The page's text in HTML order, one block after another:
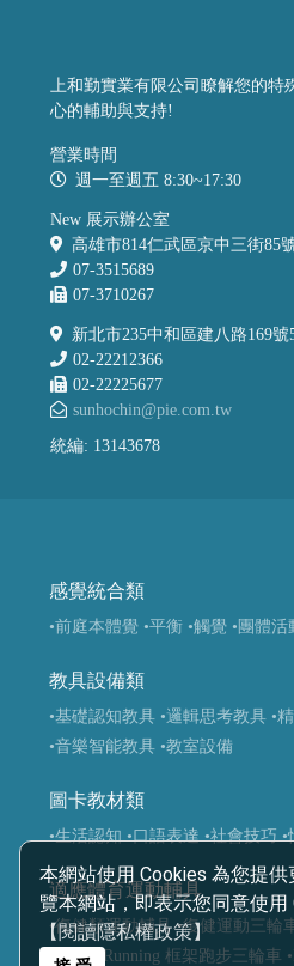
本網站使用 Cookies 為您提
覽本網站，即表示您同意使用
【閱讀隱私權政策】
上和勤實業有限公司瞭解您的
心的輔助與支持!
營業時間
週一至週五 8:30~17:30
New 展示辦公室
高雄市814仁武區京中三街85
07-3515689
07-3710267
新北市235中和區建八路169號
02-22212366
02-22225677
sunhochin@pie.com.tw
統編: 13143678
感覺統合類
•前庭本體覺 •平衡 •觸覺 •團體活
教具設備類
•基礎認知教具 •邏輯思考教具 •
•音樂智能教具 •教室設備
圖卡教材類
•生活認知 •口語表達 •社會技巧
適應體育運動輔具
•復健類運動輔具 •復健運動三輪
•Frame Running 框架跑步三輪車